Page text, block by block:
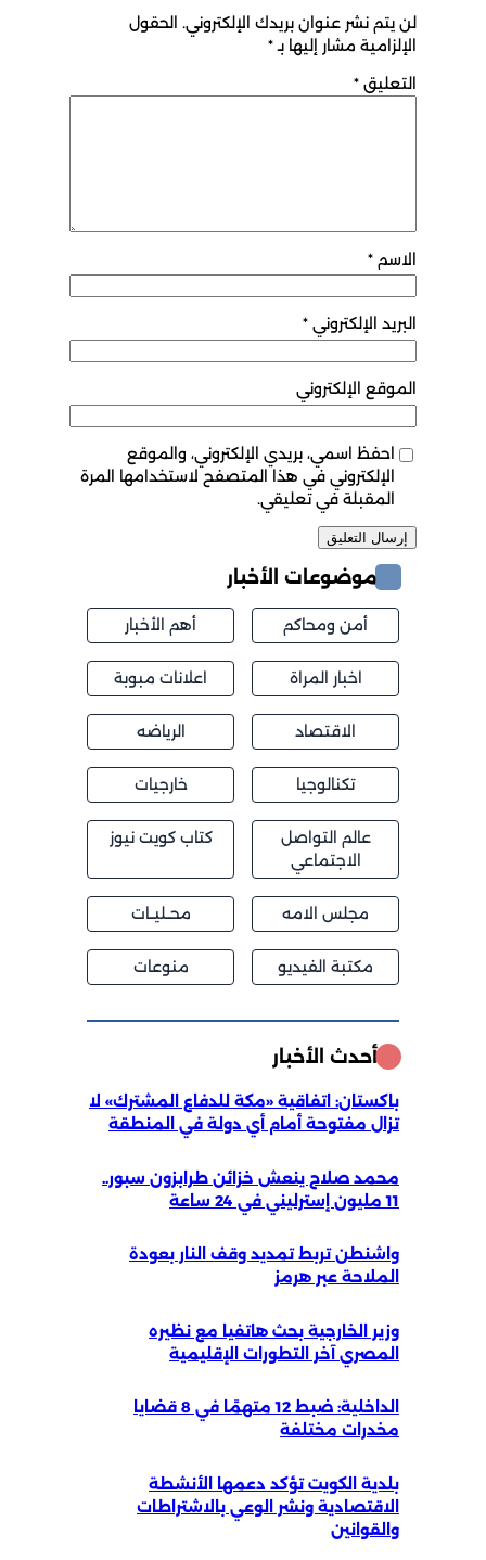
لن يتم نشر عنوان بريدك الإلكتروني. الحقول
الإلزامية مشار إليها بـ *
التعليق*
الاسم*
البريد الإلكتروني *
الموقع الإلكتروني
احفظ اسمي، بريدي الإلكتروني، والموقع
الإلكتروني في هذا المتصفح لاستخدامها المرة
المقبلة في تعليقي.
موضوعات الأخبار
أمن ومحاكم أهم الأخبار
اخبار المراة اعلانات مبوبة
الاقتصاد الرياضه
تكنالوجيا خارجيات
عالم التواصل
الاجتماعي
كتاب كويت نيوز
مجلس الامه محــليــات
مكتبة الفيديو منوعات
أحدث الأخبار
باكستان: اتفاقية «مكة للدفاع المشترك» لا
تزال مفتوحة أمام أي دولة في المنطقة
محمد صلاح ينعش خزائن طرابزون سبور..
11 مليون إسترليني في 24 ساعة
واشنطن تربط تمديد وقف النار بعودة
الملاحة عبر هرمز
وزير الخارجية بحث هاتفيا مع نظيره
المصري آخر التطورات الإقليمية
الداخلية: ضبط 12 متهمًا في 8 قضايا
مخدرات مختلفة
بلدية الكويت تؤكد دعمها الأنشطة
الاقتصادية ونشر الوعي بالاشتراطات
والقوانين